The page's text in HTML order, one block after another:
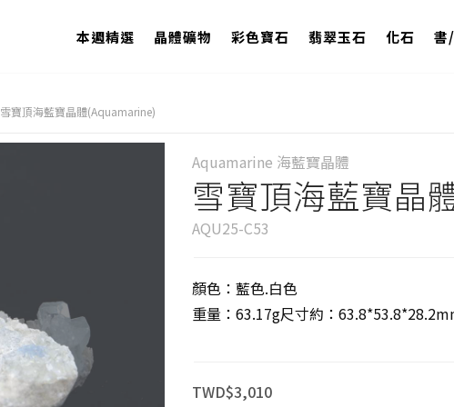
本週精選 晶體礦物 彩色寶石 翡翠玉石 化石 書
雪寶頂海藍寶晶體(Aquamarine)
Aquamarine 海藍寶晶體
雪寶頂海藍寶晶
AQU25-C53
顏色：藍色.白色
重量：63.17g尺寸約：
TWD$3,010